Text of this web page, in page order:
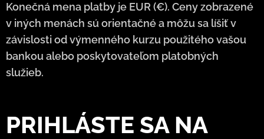
Konečná mena platby je EUR (€). Ceny zobrazené
v iných menách sú orientačné a môžu sa líšiť v
závislosti od výmenného kurzu použitého vašou
bankou alebo poskytovateľom platobných
služieb.
PRIHLÁSTE SA NA